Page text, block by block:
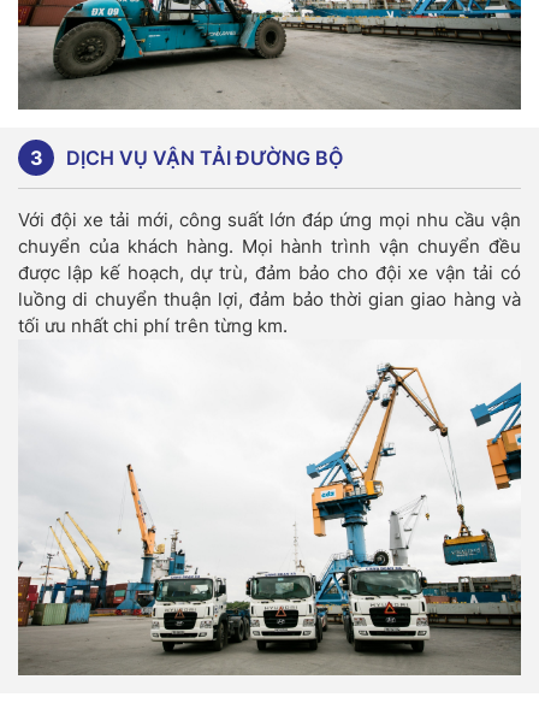
3 DỊCH VỤ VẬN TẢI ĐƯỜNG BỘ
Với đội xe tải mới, công suất lớn đáp ứng mọi nhu cầu vận
chuyển của khách hàng. Mọi hành trình vận chuyển đều
được lập kế hoạch, dự trù, đảm bảo cho đội xe vận tải có
luồng di chuyển thuận lợi, đảm bảo thời gian giao hàng và
tối ưu nhất chi phí trên từng km.